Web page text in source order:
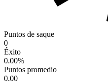
Puntos de saque
0
Éxito
0.00%
Puntos promedio
0.00